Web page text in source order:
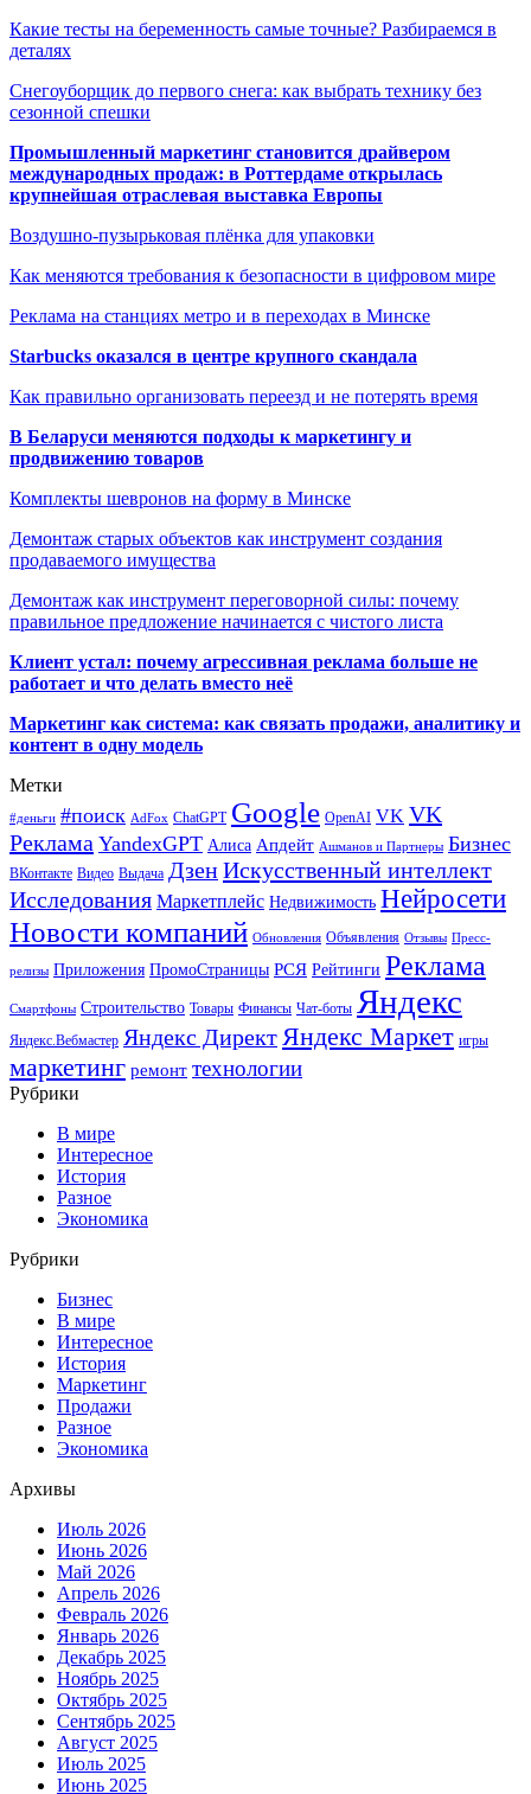
Какие тесты на беременность самые точные? Разбираемся в
деталях
Снегоуборщик до первого снега: как выбрать технику без
сезонной спешки
Промышленный маркетинг становится драйвером
международных продаж: в Роттердаме открылась
крупнейшая отраслевая выставка Европы
Воздушно-пузырьковая плёнка для упаковки
Как меняются требования к безопасности в цифровом мире
Реклама на станциях метро и в переходах в Минске
Starbucks оказался в центре крупного скандала
Как правильно организовать переезд и не потерять время
В Беларуси меняются подходы к маркетингу и
продвижению товаров
Комплекты шевронов на форму в Минске
Демонтаж старых объектов как инструмент создания
продаваемого имущества
Демонтаж как инструмент переговорной силы: почему
правильное предложение начинается с чистого листа
Клиент устал: почему агрессивная реклама больше не
работает и что делать вместо неё
Маркетинг как система: как связать продажи, аналитику и
контент в одну модель
Метки
#деньги #поиск AdFox ChatGPT Google OpenAI VK VK
Реклама YandexGPT Алиса Апдейт Ашманов и Партнеры Бизнес
ВКонтакте Видео Выдача ДзенИскусственный интеллект
Исследования Маркетплейс Недвижимость Нейросети
Новости компаний Обновления Объявления Отзывы Пресс-
релизы Приложения ПромоСтраницы РСЯ Рейтинги Реклама
Смартфоны Строительство Товары Финансы Чат-боты Яндекс
Яндекс.Вебмастер Яндекс Директ Яндекс Маркет игры
маркетинг ремонт технологии
Рубрики
В мире
Интересное
История
Разное
Экономика
Рубрики
Бизнес
В мире
Интересное
История
Маркетинг
Продажи
Разное
Экономика
Архивы
Июль 2026
Июнь 2026
Май 2026
Апрель 2026
Февраль 2026
Январь 2026
Декабрь 2025
Ноябрь 2025
Октябрь 2025
Сентябрь 2025
Август 2025
Июль 2025
Июнь 2025